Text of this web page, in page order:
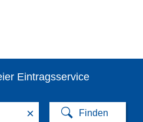
Eintragsservice
×